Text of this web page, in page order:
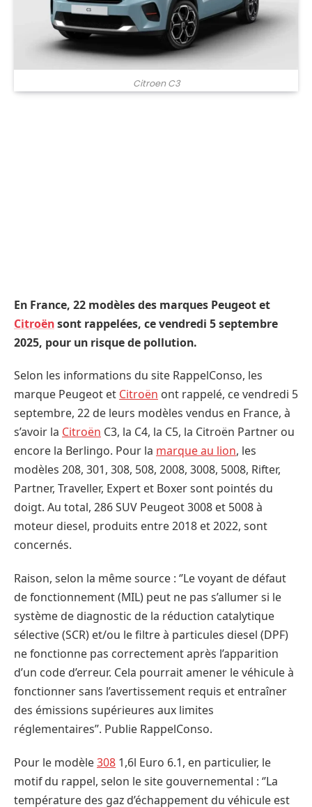
Citroen C3
En France, 22 modèles des marques Peugeot et
Citroënsont rappelées, ce vendredi 5 septembre
2025, pour un risque de pollution.
Selon les informations du site RappelConso, les
marque Peugeot et Citroën ont rappelé, ce vendredi 5
septembre, 22 de leurs modèles vendus en France, à
s’avoir la Citroën C3, la C4, la C5, la Citroën Partner ou
encore la Berlingo. Pour la marque au lion, les
modèles 208, 301, 308, 508, 2008, 3008, 5008, Rifter,
Partner, Traveller, Expert et Boxer sont pointés du
doigt. Au total, 286 SUV Peugeot 3008 et 5008 à
moteur diesel, produits entre 2018 et 2022, sont
concernés.
Raison, selon la même source : ‘’Le voyant de défaut
de fonctionnement (MIL) peut ne pas s’allumer si le
système de diagnostic de la réduction catalytique
sélective (SCR) et/ou le filtre à particules diesel (DPF)
ne fonctionne pas correctement après l’apparition
d’un code d’erreur. Cela pourrait amener le véhicule à
fonctionner sans l’avertissement requis et entraîner
des émissions supérieures aux limites
réglementaires’’. Publie RappelConso.
Pour le modèle308 1,6l Euro 6.1, en particulier, le
motif du rappel, selon le site gouvernemental : ‘’La
température des gaz d’échappement du véhicule est